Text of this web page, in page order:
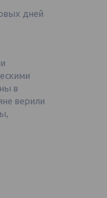
дней
в
верили